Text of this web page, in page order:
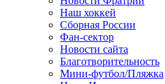
Наш хоккей
Сборная России
Фан-cектор
Новости сайта
Благотворительность
Мини-футбол/Пляжка